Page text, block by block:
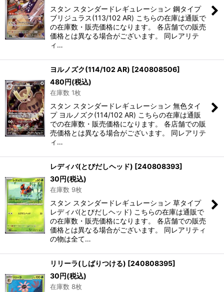
スタン スタンダードレギュレーション 鋼タイプ
ブリジュラス(113/102 AR) こちらの在庫は通販で
の在庫数・販売価格になります。 各店舗での販売
価格とは異なる場合がございます。 同レアリテ
ィ…
ヨルノズク(114/102 AR) [240808506]
480円(税込)
在庫数 1枚
スタン スタンダードレギュレーション 無色タイ
プ ヨルノズク(114/102 AR) こちらの在庫は通販
での在庫数・販売価格になります。 各店舗での販
売価格とは異なる場合がございます。 同レアリテ
ィ…
レディバ(とびだしヘッド) [240808393]
30円(税込)
在庫数 9枚
スタン スタンダードレギュレーション 草タイプ
レディバ(とびだしヘッド) こちらの在庫は通販で
の在庫数・販売価格になります。 各店舗での販売
価格とは異なる場合がございます。 同レアリティ
の物は全て…
リリーラ(しばりつける) [240808395]
30円(税込)
在庫数 8枚